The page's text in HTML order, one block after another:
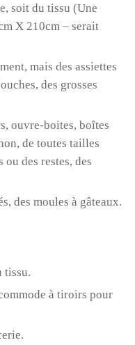
soit du tissu (Une
X 210cm – serait
mais des assiettes
des grosses
ouvre-boites, boîtes
de toutes tailles
des restes, des
des moules à gâteaux.
tissu.
à tiroirs pour